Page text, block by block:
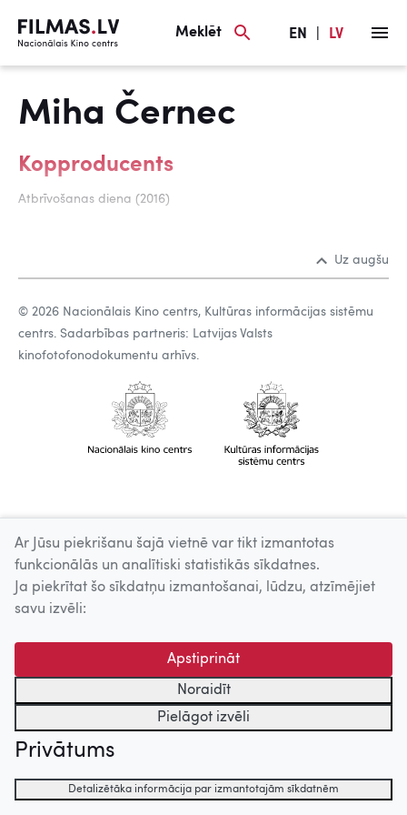
Meklēt EN LV
Miha Černec
Kopproducents
Atbrīvošanas diena (2016)
Uz augšu
© 2026 Nacionālais Kino centrs, Kultūras informācijas sistēmu
centrs. Sadarbības partneris: Latvijas Valsts
kinofotofonodokumentu arhīvs.
Ar Jūsu piekrišanu šajā vietnē var tikt izmantotas
funkcionālās un analītiski statistikās sīkdatnes.
Ja piekrītat šo sīkdatņu izmantošanai, lūdzu, atzīmējiet
savu izvēli:
Apstiprināt
Noraidīt
Pielāgot izvēli
Privātums
Detalizētāka informācija par izmantotajām sīkdatnēm